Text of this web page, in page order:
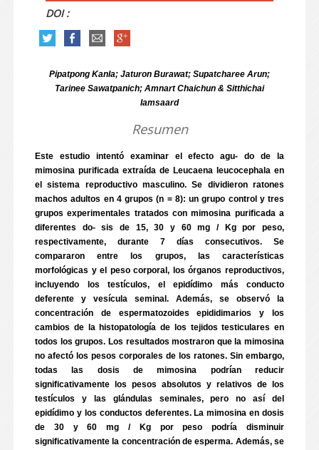
DOI :
Pipatpong Kanla; Jaturon Burawat; Supatcharee Arun;
Tarinee Sawatpanich; Amnart Chaichun & Sitthichai
Iamsaard
Resumen
Este estudio intentó examinar el efecto agu- do de la
mimosina purificada extraída de Leucaena leucocephala en
el sistema reproductivo masculino. Se dividieron ratones
machos adultos en 4 grupos (n = 8): un grupo control y tres
grupos experimentales tratados con mimosina purificada a
diferentes do- sis de 15, 30 y 60 mg / Kg por peso,
respectivamente, durante 7 días consecutivos. Se
compararon entre los grupos, las características
morfológicas y el peso corporal, los órganos reproductivos,
incluyendo los testículos, el epidídimo más conducto
deferente y vesícula seminal. Además, se observó la
concentración de espermatozoides epididimarios y los
cambios de la histopatología de los tejidos testiculares en
todos los grupos. Los resultados mostraron que la mimosina
no afectó los pesos corporales de los ratones. Sin embargo,
todas las dosis de mimosina podrían reducir
significativamente los pesos absolutos y relativos de los
testículos y las glándulas seminales, pero no así del
epidídimo y los conductos deferentes. La mimosina en dosis
de 30 y 60 mg / Kg por peso podría disminuir
significativamente la concentración de esperma. Además, se